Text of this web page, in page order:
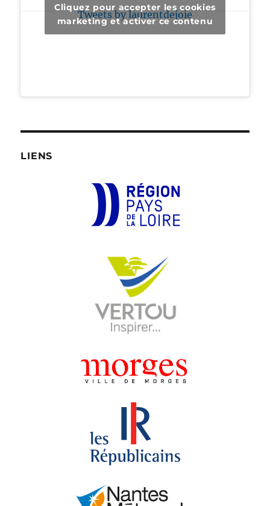
Tweets by laurentdejoie
Cliquez pour accepter les cookies
marketing et activer ce contenu
LIENS